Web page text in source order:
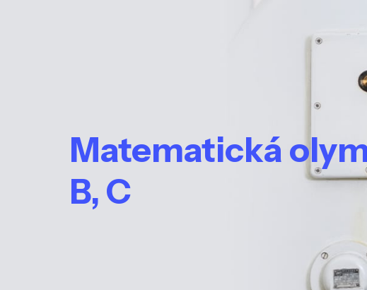
Matematická
B, C